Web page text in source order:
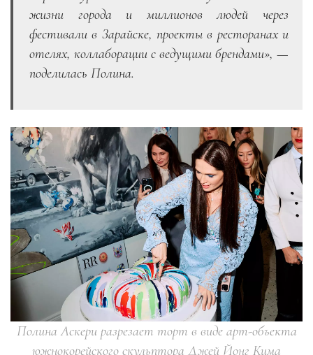
жизни города и миллионов людей через
фестивали в Зарайске, проекты в ресторанах и
отелях, коллаборации с ведущими брендами», —
поделилась Полина.
Полина Аскери разрезает торт в виде арт-объекта
южнокорейского скульптора Джей Йонг Кима